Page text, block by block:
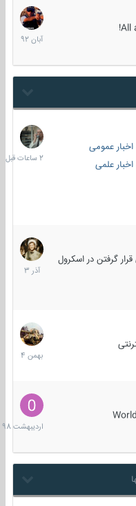
22
آبان
1392
عمومی
علمی
2
ساعات
قبل
گرفتن در اسکرول
7
آذر
1403
30
بهمن
1404
10
1398